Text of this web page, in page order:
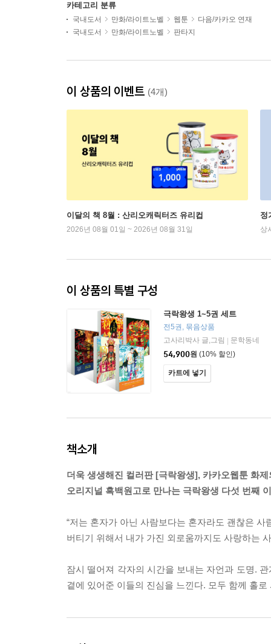
카테고리 분류
국내도서 만화/라이트노벨 웹툰
다음/카카오 연재
국내도서
만화/라이트노벨 판타지
이 상품의 이벤트 (4개)
이달의 책 8월 : 산리오캐릭터즈 유리컵
2026년 08월 01일 ~ 2026년 08월 31일
정
상
이 상품의 특별 구성
극락왕생 1~5권 세트
전5권, 묶음상품
고사리박사 글,그림
문학동네
54,900원 (10% 할인)
카트에 넣기
책소개
더욱 생생해진 컬러판 [극락왕생], 카카오웹툰 화
오리지널 흑백원고로 만나는 극락왕생 다섯 번째
“저는 혼자가 아닌 사람보다는 혼자라도 괜찮은 사
버티기 위해서 내가 가진 외로움까지도 사랑하는
잠시 떨어져 각자의 시간을 보내는 자언과 도명.
곁에 있어준 이들의 진심을 느낀다. 모두 함께 홀